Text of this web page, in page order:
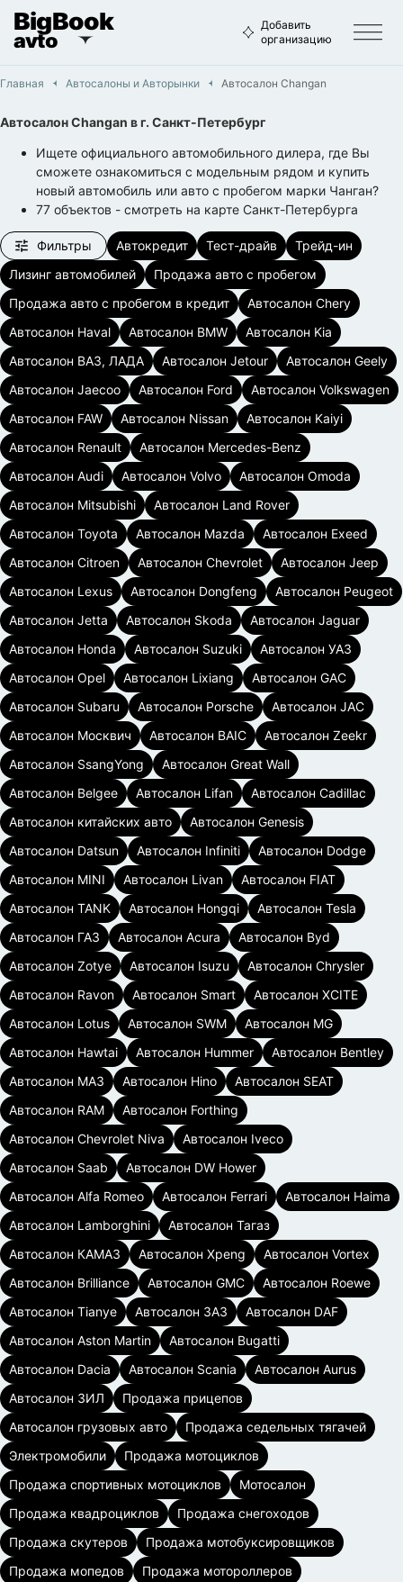
BigBook
avto
Добавить
организацию
Главная Автосалоны и Aвторынки Автосалон Changan
Автосалон Changan в г. Санкт-Петербург
Ищете официального автомобильного дилера, где Вы
сможете ознакомиться с модельным рядом и купить
новый автомобиль или авто с пробегом марки Чанган?
77 объектов - смотреть на карте Санкт-Петербурга
Фильтры Автокредит Тест-драйв
Трейд-ин
Лизинг автомобилей
Продажа авто с пробегом
Продажа авто с пробегом в кредит
Автосалон Chery
Автосалон Haval
Автосалон BMW
Автосалон Kia
Автосалон ВАЗ, ЛАДА
Автосалон Jetour
Автосалон Geely
Автосалон Jaecoo
Автосалон Ford
Автосалон Volkswagen
Автосалон FAW
Автосалон Nissan
Автосалон Kaiyi
Автосалон Renault
Автосалон Mercedes-Benz
Автосалон Audi
Автосалон Volvo
Автосалон Omoda
Автосалон Mitsubishi
Автосалон Land Rover
Автосалон Toyota
Автосалон Mazda
Автосалон Exeed
Автосалон Citroen
Автосалон Chevrolet
Автосалон Jeep
Автосалон Lexus
Автосалон Dongfeng
Автосалон Peugeot
Автосалон Jetta
Автосалон Skoda
Автосалон Jaguar
Автосалон Honda
Автосалон Suzuki
Автосалон УАЗ
Автосалон Opel
Автосалон Lixiang
Автосалон GAC
Автосалон Subaru
Автосалон Porsche
Автосалон JAC
Автосалон Москвич
Автосалон BAIC
Автосалон Zeekr
Автосалон SsangYong
Автосалон Great Wall
Автосалон Belgee
Автосалон Lifan
Автосалон Cadillac
Автосалон китайских авто
Автосалон Genesis
Автосалон Datsun
Автосалон Infiniti
Автосалон Dodge
Автосалон MINI
Автосалон Livan
Автосалон FIAT
Автосалон TANK
Автосалон Hongqi
Автосалон Tesla
Автосалон ГАЗ
Автосалон Acura
Автосалон Byd
Автосалон Zotye
Автосалон Isuzu
Автосалон Chrysler
Автосалон Ravon
Автосалон Smart
Автосалон XCITE
Автосалон Lotus
Автосалон SWM
Автосалон MG
Автосалон Hawtai
Автосалон Hummer
Автосалон Bentley
Автосалон МАЗ
Автосалон Hino
Автосалон SEAT
Автосалон RAM
Автосалон Forthing
Автосалон Chevrolet Niva
Автосалон Iveco
Автосалон Saab
Автосалон DW Hower
Автосалон Alfa Romeo
Автосалон Ferrari
Автосалон Haima
Автосалон Lamborghini
Автосалон Тагаз
Автосалон КАМАЗ
Автосалон Xpeng
Автосалон Vortex
Автосалон Brilliance
Автосалон GMC
Автосалон Roewe
Автосалон Tianye
Автосалон ЗАЗ
Автосалон DAF
Автосалон Aston Martin
Автосалон Bugatti
Автосалон Dacia
Автосалон Scania
Автосалон Aurus
Автосалон ЗИЛ
Продажа прицепов
Автосалон грузовых авто
Продажа седельных тягачей
Электромобили
Продажа мотоциклов
Продажа спортивных мотоциклов
Мотосалон
Продажа квадроциклов
Продажа снегоходов
Продажа скутеров
Продажа мотобуксировщиков
Продажа мопедов
Продажа мотороллеров